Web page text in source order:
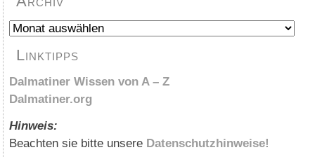
Archiv
Linktipps
Dalmatiner Wissen von A – Z
Dalmatiner.org
Hinweis:
Beachten sie bitte unsere Datenschutzhinweise!